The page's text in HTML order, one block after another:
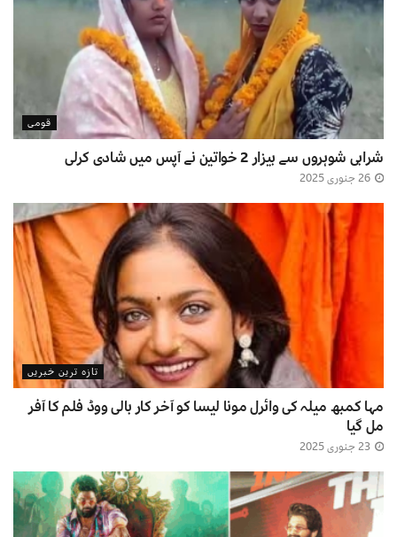
قومی
شرابی شوہروں سے بیزار 2 خواتین نے آپس میں شادی کرلی
تازہ ترین خبریں
مہا کمبھ میلہ کی وائرل مونا لیسا کو آخر کار بالی ووڈ فلم کا آفر
مل گیا